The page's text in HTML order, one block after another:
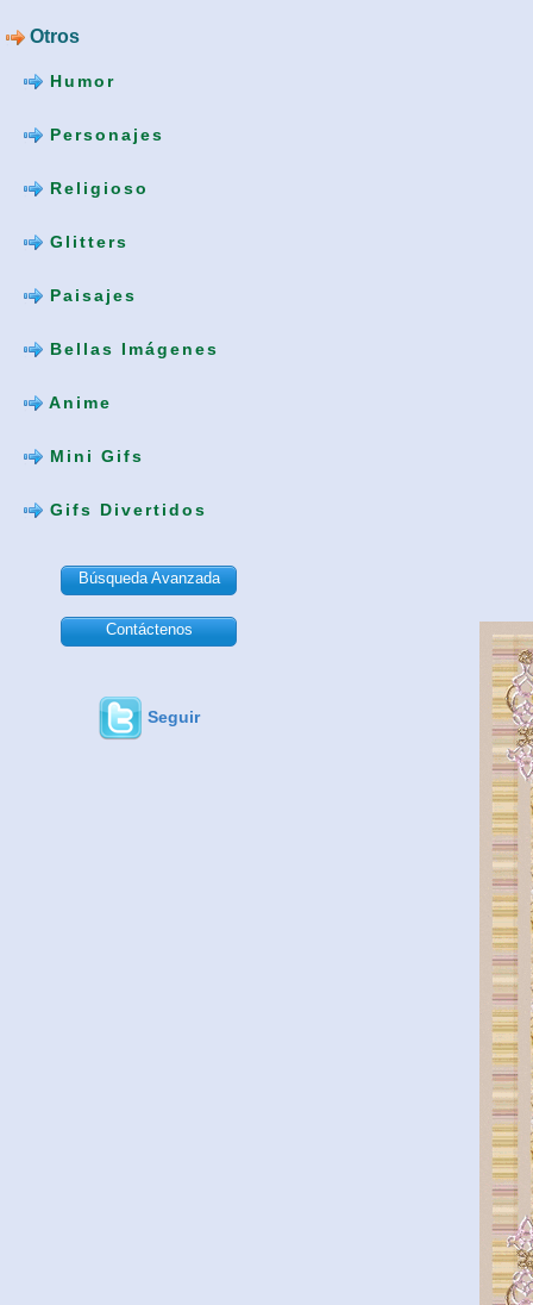
Otros
Humor
Personajes
Religioso
Glitters
Paisajes
Bellas Imágenes
Anime
Mini Gifs
Gifs Divertidos
Búsqueda Avanzada
Contáctenos
Seguir